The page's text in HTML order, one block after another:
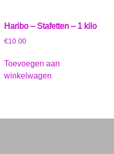
Haribo – Stafetten – 1 kilo
€10.00
Toevoegen aan
winkelwagen